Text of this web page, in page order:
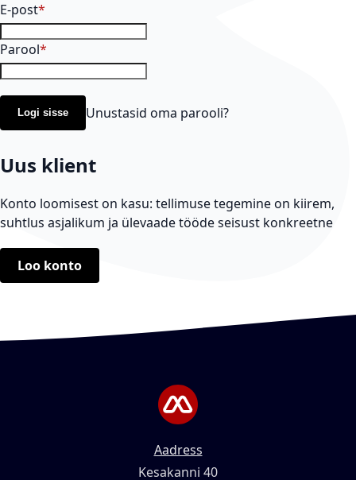
E-post
Parool
Logi sisse Unustasid oma parooli?
Uus klient
Konto loomisest on kasu: tellimuse tegemine on kiirem,
suhtlus asjalikum ja ülevaade tööde seisust konkreetne
Loo konto
Aadress
Kesakanni 40